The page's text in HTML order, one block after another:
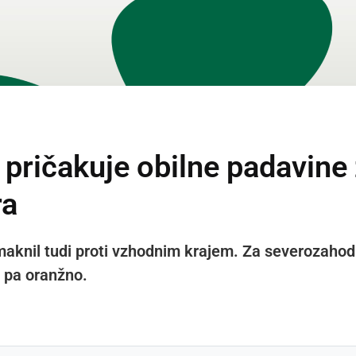
obilne
tudi proti vzhodnim krajem. Za
oranžno.